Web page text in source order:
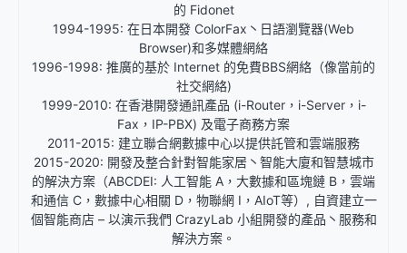
的 Fidonet
1994-1995: 在日本開發 ColorFax丶日語瀏覽器(Web
Browser)和多媒體網絡
1996-1998: 推廣的基於 Internet 的免費BBS網絡（像當前的
社交網絡)
1999-2010: 在香港開發通訊產品 (i-Router，i-Server，i-
Fax，IP-PBX) 及電子商務方案
2011-2015: 建立聯合網數據中心以提供託管和雲端服務
2015-2020: 開發及整合針對智能家居丶智能大廈和智慧城市
的解決方案（ABCDEI: 人工智能 A，大數據和區塊鏈 B，雲端
和通信 C，數據中心相關 D，物聯網 I，AIoT等）, 自資建立一
個智能商店 – 以演示我們 CrazyLab 小組開發的產品丶服務和
解決方案。